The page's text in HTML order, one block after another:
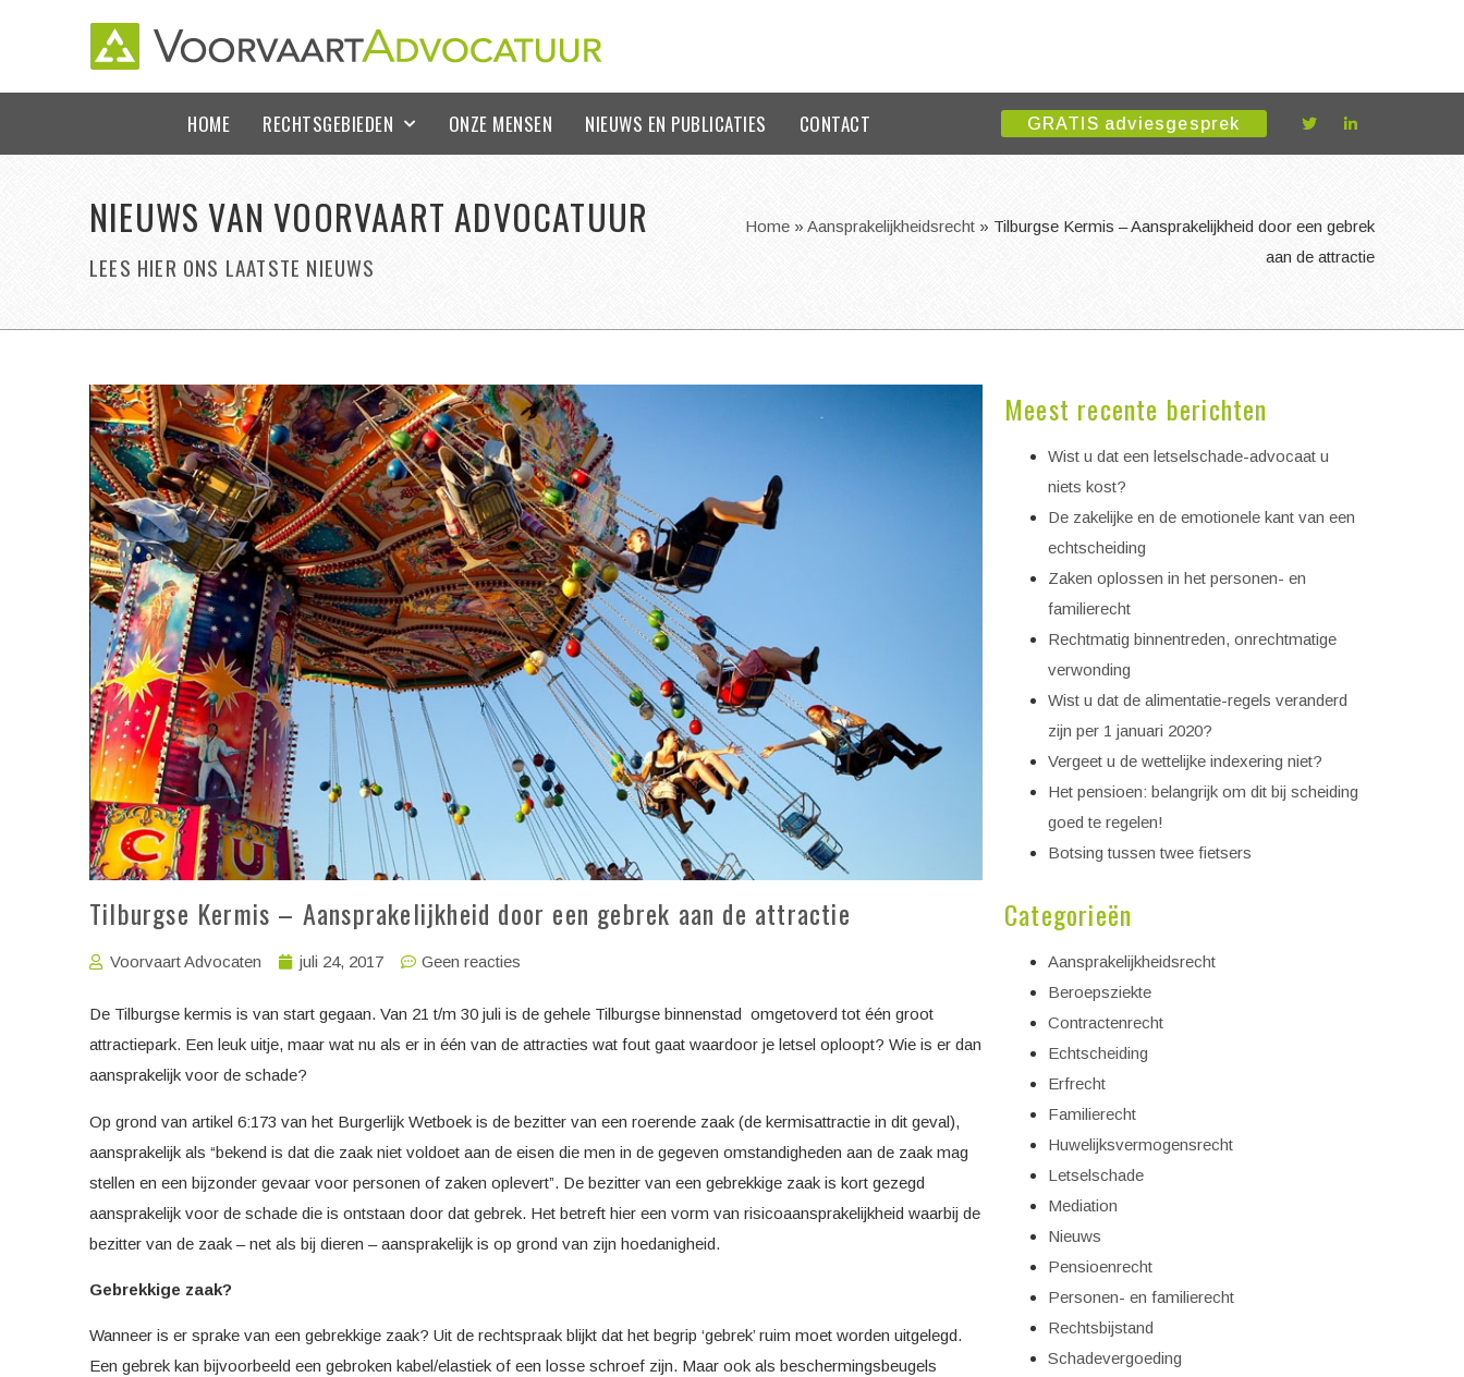
HOME RECHTSGEBIEDEN ONZE MENSEN NIEUWS EN PUBLICATIES CONTACT GRATIS adviesgesprek
NIEUWS VAN VOORVAART ADVOCATUUR
LEES HIER ONS LAATSTE NIEUWS
Home » Aansprakelijkheidsrecht » Tilburgse Kermis – Aansprakelijkheid door een gebrek
aan de attractie
Tilburgse Kermis – Aansprakelijkheid door een gebrek aan de attractie
Voorvaart Advocaten juli 24, 2017 Geen reacties
De Tilburgse kermis is van start gegaan. Van 21 t/m 30 juli is de gehele Tilburgse binnenstad omgetoverd tot één groot
attractiepark. Een leuk uitje, maar wat nu als er in één van de attracties wat fout gaat waardoor je letsel oploopt? Wie is er dan
aansprakelijk voor de schade?
Op grond van artikel 6:173 van het Burgerlijk Wetboek is de bezitter van een roerende zaak (de kermisattractie in dit geval),
aansprakelijk als “bekend is dat die zaak niet voldoet aan de eisen die men in de gegeven omstandigheden aan de zaak mag
stellen en een bijzonder gevaar voor personen of zaken oplevert”. De bezitter van een gebrekkige zaak is kort gezegd
aansprakelijk voor de schade die is ontstaan door dat gebrek. Het betreft hier een vorm van risicoaansprakelijkheid waarbij de
bezitter van de zaak – net als bij dieren – aansprakelijk is op grond van zijn hoedanigheid.
Gebrekkige zaak?
Wanneer is er sprake van een gebrekkige zaak? Uit de rechtspraak blijkt dat het begrip ‘gebrek’ ruim moet worden uitgelegd.
Een gebrek kan bijvoorbeeld een gebroken kabel/elastiek of een losse schroef zijn. Maar ook als beschermingsbeugels
Meest recente berichten
Wist u dat een letselschade-advocaat u
niets kost?
De zakelijke en de emotionele kant van een
echtscheiding
Zaken oplossen in het personen- en
familierecht
Rechtmatig binnentreden, onrechtmatige
verwonding
Wist u dat de alimentatie-regels veranderd
zijn per 1 januari 2020?
Vergeet u de wettelijke indexering niet?
Het pensioen: belangrijk om dit bij scheiding
goed te regelen!
Botsing tussen twee fietsers
Categorieën
Aansprakelijkheidsrecht
Beroepsziekte
Contractenrecht
Echtscheiding
Erfrecht
Familierecht
Huwelijksvermogensrecht
Letselschade
Mediation
Nieuws
Pensioenrecht
Personen- en familierecht
Rechtsbijstand
Schadevergoeding